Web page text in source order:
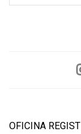
OFICINA